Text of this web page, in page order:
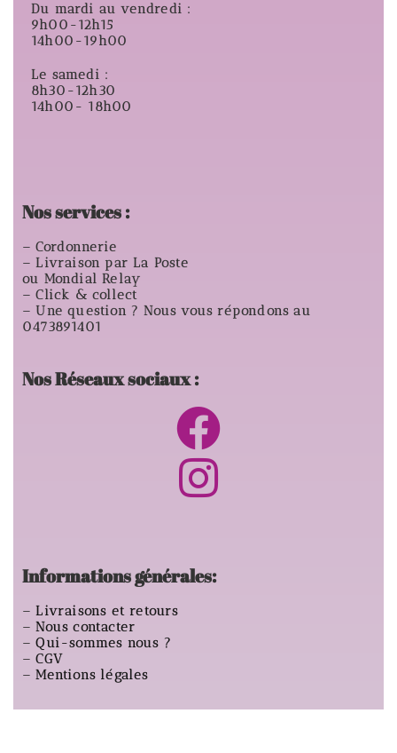
Du mardi au vendredi :
9h00-12h15
14h00-19h00
Le samedi :
8h30-12h30
14h00- 18h00
Nos services :
– Cordonnerie
– Livraison par La Poste
ou Mondial Relay
– Click & collect
– Une question ? Nous vous répondons au
0473891401
Nos Réseaux sociaux :
Informations générales:
–Livraisons et retours
–Nous contacter
–Qui-sommes nous ?
–CGV
–Mentions légales